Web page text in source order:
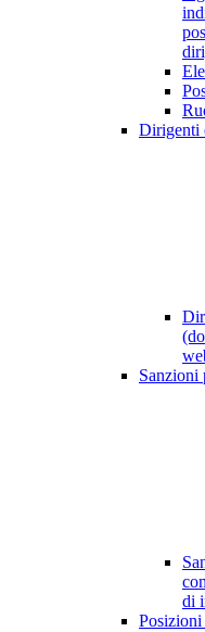
Dirigenti
Sanzioni
di